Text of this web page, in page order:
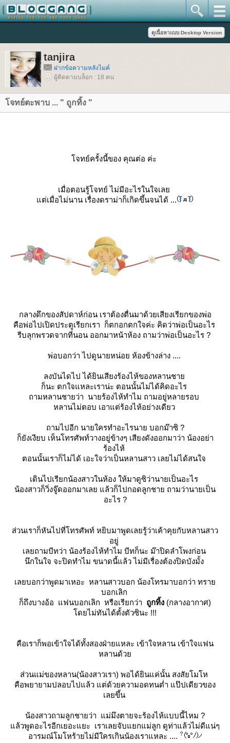
tanjira
ฝากข้อความหลังไมค์
ผู้ติดตามบล็อก : 18 คน
จทย์ตะพาบ ... " ถูกทิ้ง "
จทย์ครั้งนี้ของ คุณต่อ ค่ะ
เมื่อตอนรู้โจทย์ ไม่มีอะไรในใจเล
ต่เมื่อไม่นาน เรื่องดราม่าก็เกิดขึ้นจนได้ ...
กลางดึกของสัปดาห์ก่อน เราต้องตื่นมาด้วยเสียงเรียกของพ่อ
คือพ่อไปเปิดประตูเรียกเรา ก็ตกอกตกใจค่ะ คิดว่าพ่อเป็นอะไร
รีบลุกพรวดจากที่นอน ออกมาหน้าห้อง ถามว่าพ่อเป็นอะไร ?
พ่อบอกว่า ไปดูนายหน่อย ห้องข้างล่าง ....
ลงบันไดไป ได้ยินเสียงร้องไห้ของหลานชา
ก็นะ ตกใจแหละเราน่ะ ตอนนั้นไม่ได้คิดอะไร
ถามหลานชายว่า นายร้องไห้ทำไม ถามอยู่หลายรอบ
หลานไม่ตอบ เอาแต่ร้องไห้อย่างเดียว
ถามไปอีก นายใครทำอะไรนาย บอกม๊าซิ ?
ก็ยังเงียบ เห็นโทรศัพท์วางอยู่ข้างๆ เสียงดังออกมาว่า น้องอย่า
ร้องไห้
ตอนนั้นเราก็ไม่ได้ เอะใจว่าเป็นหลานสาว เลยไม่ได้สนใจ
เดินไปเรียกน้องสาวในห้อง ให้มาดูซิว่านายเป็นอะไร
น้องสาวก็วิ่งจู๊ดออกมาเลย แล้วก็ไปกอดลูกชาย ถามว่านายเป็น
อะไร ?
ส่วนเราก็หันไปที่โทรศัพท์ หยิบมาพูดเลยรู้ว่าเค้าคุยกับหลานสาว
อยู่
เลยถามบีทว่า น้องร้องไห้ทำไม บีทก็นะ ม๊าปิดลำโพงก่อน
นึกในใจ จะปิดทำไม ขนาดนี้แล้ว ไม่มีเรื่องต้องปิดบังมั้ง
เลยบอกว่าพูดมาเหอะ หลานสาวบอก น้องโทรมาบอกว่า ทรา
บอกเลิก
ก็ถึงบางอ้อ แฟนบอกเลิก หรือเรียกว่า ถูกทิ้ง (กลางอากาศ)
ดยไม่ทันได้ตั้งตัวซินะ !!!
คือเราก็พอเข้าใจได้ทั้งสองฝ่ายแหละ เข้าใจหลาน เข้าใจแฟน
หลานด้ว
ส่วนแม่ของหลาน(น้องสาวเรา) พอได้ยินแค่นั้น สงสัยโมโห
คือพยายามปลอบไปแล้ว แต่ด้วยความอดทนต่ำ แป๊ปเดียวของ
เลยขึ้น
น้องสาวถามลูกชายว่า แม่มึงตายจะร้องไห้แบบนี้ไหม ?
ล้วพูดอะไรอีกเยอะแยะ เราเลยจับแยกแม่ลูก ดูท่าแล้วไม่ดีแน่ๆ
อารมณ์โมโหร้ายไม่มีใครเกินน้องเราแหละ ....